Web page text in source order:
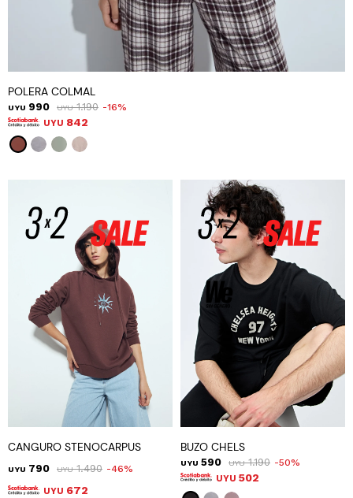
POLERA COLMAL
UYU 990 UYU 1.190 16
UYU 842
CANGURO STENOCARPUS
UYU 790 UYU 1.490 46
UYU 672
BUZO CHELS
UYU 590 UYU 1.190 50
UYU 502